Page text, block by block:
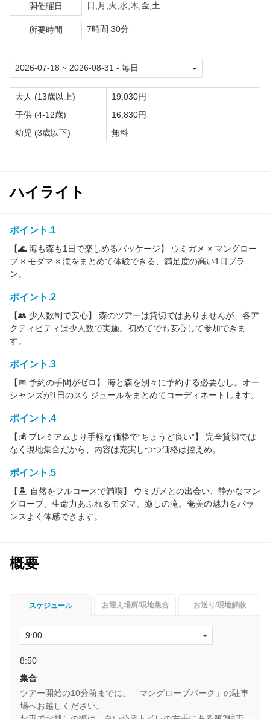
開催曜日 日,月,火,水,木,金,土
所要時間 7時間 30分
大人 (13歳以上)
19,030円
子供 (4-12歳)
16,830円
幼児 (3歳以下)
無料
ハイライト
ポイント.1
【🌊 海も森も1日で楽しめるパッケージ】 ウミガメ × マングロー
ブ × モダマ × 滝をまとめて体験できる、満足度の高い1日プラ
ン。
ポイント.2
【👥 少人数制で安心】 森のツアーは貸切ではありませんが、各ア
クティビティは少人数で実施。初めてでも安心して参加できま
す。
ポイント.3
【📅 予約の手間がゼロ】 海と森を別々に予約する必要なし。オー
シャンズが1日のスケジュールをまとめてコーディネートします。
ポイント.4
【💰 プレミアムより手軽な価格で“ちょうど良い”】 完全貸切では
なく現地集合だから、内容は充実しつつ価格は控えめ。
ポイント.5
【🏝 自然をフルコースで満喫】 ウミガメとの出会い、静かなマン
グローブ、生命力あふれるモダマ、癒しの滝。奄美の魅力をバラ
ンスよく体感できます。
概要
スケジュール お迎え場所/現地集合 お送り/現地解散
8:50
集合
ツアー開始の10分前までに、「マングローブパーク」の駐車
場へお越しください。